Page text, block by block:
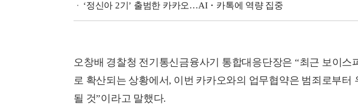
‘정신아 2기’ 출범한 카카오…AI・카톡에 역량 집중
오창배 경찰청 전기통신금융사기 통합대응단장은 “최근 보이스
로 확산되는 상황에서, 이번 카카오와의 업무협약은 범죄로부터
될 것”이라고 말했다.